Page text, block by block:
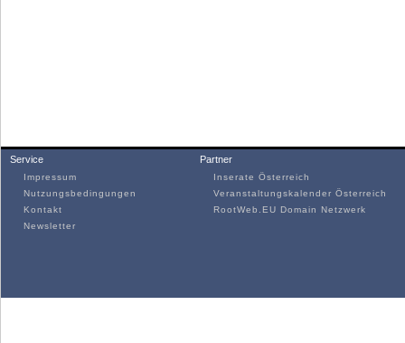
Service
Impressum
Nutzungsbedingungen
Kontakt
Newsletter
Partner
Inserate Österreich
Veranstaltungskalender Österreich
RootWeb.EU Domain Netzwerk